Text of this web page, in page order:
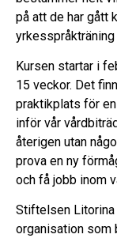
på att de har gått
Kursen startar i
15 veckor. Det
praktikplats för
inför vår
återigen utan
prova en ny
och få jobb inom
Stiftelsen
organisation som